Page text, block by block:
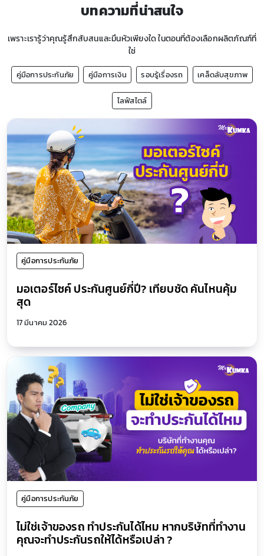
บทความที่น่าสนใจ
เพราะเรารู้ว่าคุณรู้สึกสับสนและมึนหัวเพียงใด ในตอนที่ต้องเลือกผลิตภัณฑ์ที่
ใช่
คู่มือการประกันภัย คู่มือการเงิน รอบรู้เรื่องรถ เคล็ดลับสุขภาพ
ไลฟ์สไตล์
คู่มือการประกันภัย
มอเตอร์ไซค์ ประกันศูนย์กี่ปี? เทียบชัด คันไหนคุ้ม
สุด
17 มีนาคม 2026
คู่มือการประกันภัย
ไม่ใช่เจ้าของรถ ทําประกันได้ไหม หากบริษัทที่ทำงาน
คุณจะทำประกันรถให้ได้หรือเปล่า ?